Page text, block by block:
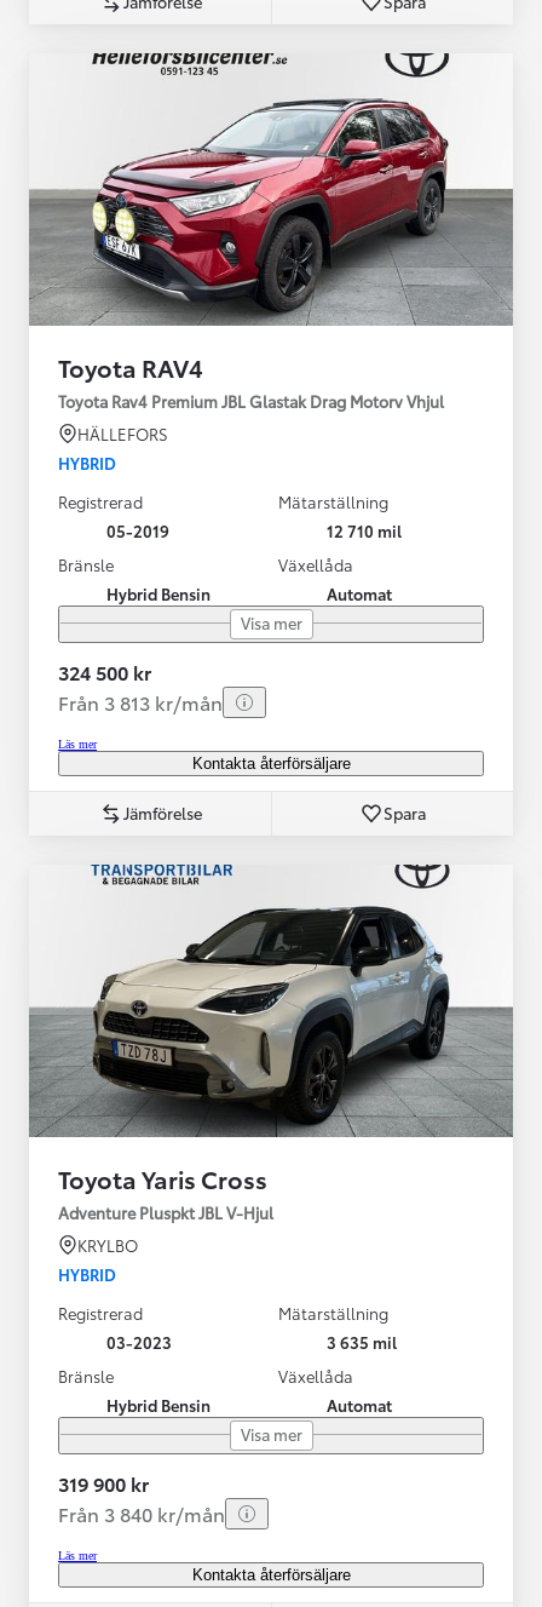
Toyota RAV4
Toyota Rav4 Premium JBL Glastak Drag Motorv Vhjul
HÄLLEFORS
HYBRID
Registrerad
05-2019
Mätarställning
12 710 mil
Bränsle
Hybrid Bensin
Växellåda
Automat
Visa mer
324 500 kr
Från 3 813 kr/mån
Läs mer
Kontakta återförsäljare
Jämförelse Spara
Toyota Yaris Cross
Adventure Pluspkt JBL V-Hjul
KRYLBO
HYBRID
Registrerad
03-2023
Mätarställning
3 635 mil
Bränsle
Hybrid Bensin
Växellåda
Automat
Visa mer
319 900 kr
Från 3 840 kr/mån
Läs mer
Kontakta återförsäljare